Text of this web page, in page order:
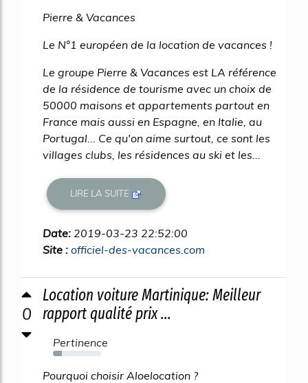
Pierre & Vacances
Le N°1 européen de la location de vacances !
Le groupe Pierre & Vacances est LA référence
de la résidence de tourisme avec un choix de
50000 maisons et appartements partout en
France mais aussi en Espagne, en Italie, au
Portugal... Ce qu'on aime surtout, ce sont les
villages clubs, les résidences au ski et les...
LIRE LA SUITE
Date: 2019-03-23 22:52:00
Site : officiel-des-vacances.com
0
Location voiture Martinique: Meilleur
rapport qualité prix ...
Pertinence
18%
Pourquoi choisir Aloelocation ?